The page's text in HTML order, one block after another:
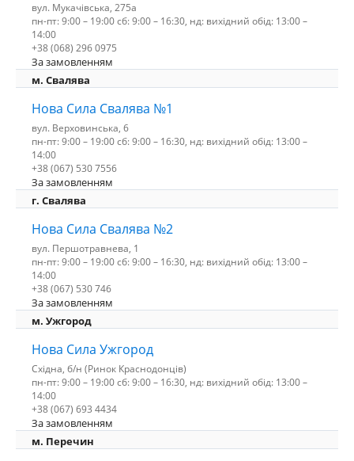
вул. Мукачівська, 275а
пн-пт: 9:00 – 19:00 сб: 9:00 – 16:30, нд: вихідний обід: 13:00 –
14:00
+38 (068) 296 0975
За замовленням
м. Свалява
Нова Сила Свалява №1
вул. Верховинська, 6
пн-пт: 9:00 – 19:00 сб: 9:00 – 16:30, нд: вихідний обід: 13:00 –
14:00
+38 (067) 530 7556
За замовленням
г. Свалява
Нова Сила Свалява №2
вул. Першотравнева, 1
пн-пт: 9:00 – 19:00 сб: 9:00 – 16:30, нд: вихідний обід: 13:00 –
14:00
+38 (067) 530 746
За замовленням
м. Ужгород
Нова Сила Ужгород
Східна, б/н (Ринок Краснодонців)
пн-пт: 9:00 – 19:00 сб: 9:00 – 16:30, нд: вихідний обід: 13:00 –
14:00
+38 (067) 693 4434
За замовленням
м. Перечин